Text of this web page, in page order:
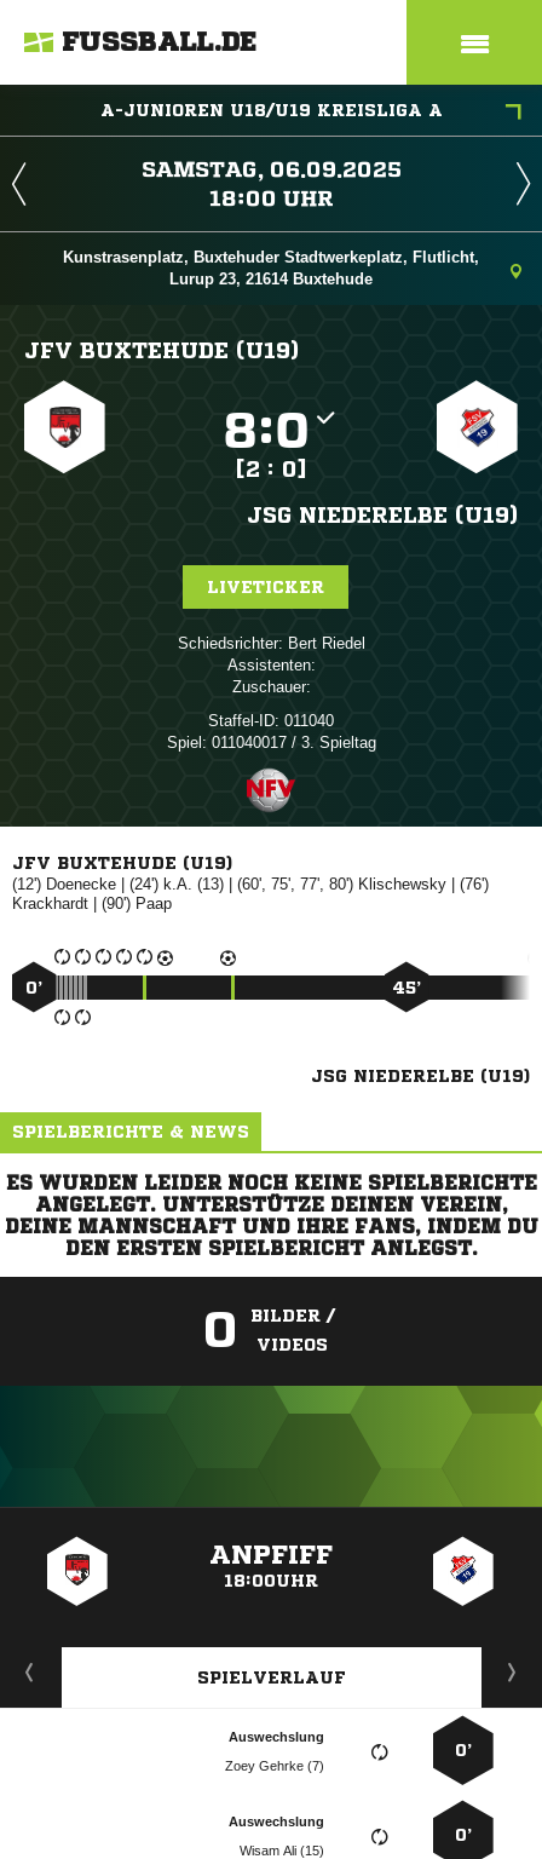
FUSSBALL.DE
A-JUNIOREN U18/U19 KREISLIGA A
 
 
Kunstrasenplatz, Buxtehuder Stadtwerkeplatz, Flutlicht,
Lurup 23, 21614 Buxtehude
JFV BUXTEHUDE (U19)
:
[2 : 0]
JSG NIEDERELBE (U19)
LIVETICKER
Schiedsrichter:  
Assistenten:
Zuschauer:
Staffel-ID: 011040
Spiel: 011040017 / 3. Spieltag
JFV BUXTEHUDE (U19)
(12')  | (24') k.A. (13) | (60', 75', 77', 80')  | (76')
 | (90') 
0’ 45’
JSG NIEDERELBE (U19)
SPIELBERICHTE & NEWS
ES WURDEN LEIDER NOCH KEINE SPIELBERICHTE
ANGELEGT. UNTERSTÜTZE DEINEN VEREIN,
DEINE MANNSCHAFT UND IHRE FANS, INDEM DU
DEN ERSTEN SPIELBERICHT ANLEGST.
0
BILDER /
VIDEOS
ANPFIFF
18:00UHR
SPIELVERLAUF
0’
Auswechslung
  
0’
Auswechslung
  